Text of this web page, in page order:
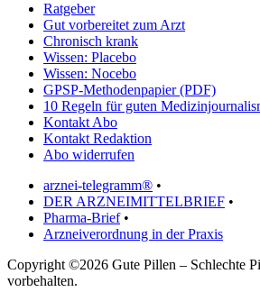
Ratgeber
Gut vorbereitet zum Arzt
Chronisch krank
Wissen: Placebo
Wissen: Nocebo
GPSP-Methodenpapier (PDF)
10 Regeln für guten
Kontakt Abo
Kontakt Redaktion
Abo widerrufen
arznei-telegramm® •
DER ARZNEIMITTELBRIEF •
Pharma-Brief•
Arzneiverordnung in der Praxis
Copyright ©2026 Gute Pillen – Schlechte
vorbehalten.